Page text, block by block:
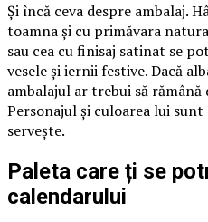
Și încă ceva despre ambalaj.
toamna și cu primăvara
sau cea cu finisaj satinat se
vesele și iernii festive. Dacă
ambalajul ar trebui să
Personajul și culoarea lui
servește.
Paleta care ți se
calendarului